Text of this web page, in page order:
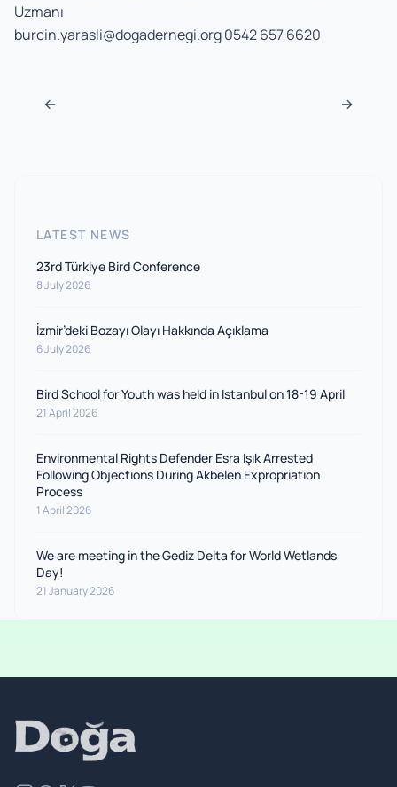
Uzmanı
burcin.yarasli@dogadernegi.org0542 657 6620
Post navigation
← →
LATEST NEWS
23rd Türkiye Bird Conference
8 July 2026
İzmir’deki Bozayı Olayı Hakkında Açıklama
6 July 2026
Bird School for Youth was held in Istanbul on 18-19 April
21 April 2026
Environmental Rights Defender Esra Işık Arrested
Following Objections During Akbelen Expropriation
Process
1 April 2026
We are meeting in the Gediz Delta for World Wetlands
Day!
21 January 2026